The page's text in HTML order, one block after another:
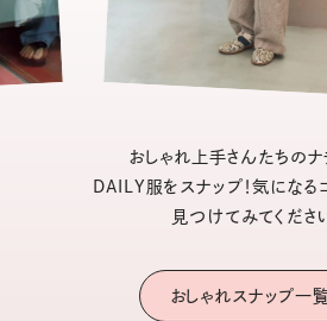
おしゃれ上手さんたちのナ
DAILY服をスナップ！気になる
見つけてみてくださ
おしゃれスナップ一